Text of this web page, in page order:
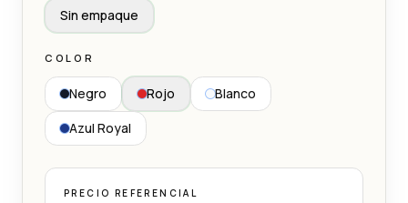
Sin empaque
COLOR
Negro Rojo
Blanco
Azul Royal
PRECIO REFERENCIAL